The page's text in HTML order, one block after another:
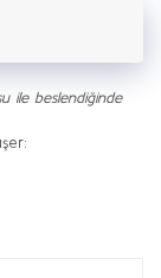
ile beslendiğinde